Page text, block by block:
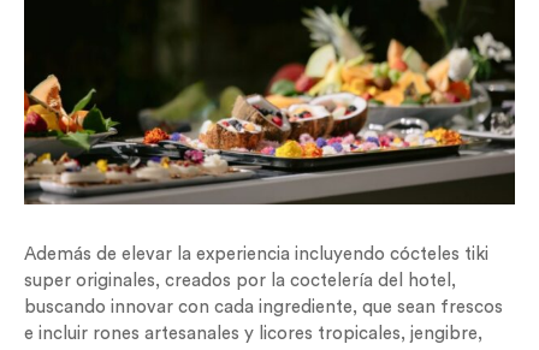
Además de elevar la experiencia incluyendo cócteles tiki
super originales, creados por la coctelería del hotel,
buscando innovar con cada ingrediente, que sean frescos
e incluir rones artesanales y licores tropicales, jengibre,